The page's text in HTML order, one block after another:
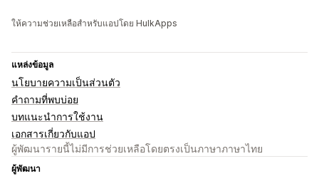
ให้ความช่วยเหลือสำหรับแอปโดย HulkApps
แหล่งข้อมูล
นโยบายความเป็นส่วนตัว
คำถามที่พบบ่อย
บทแนะนำการใช้งาน
เอกสารเกี่ยวกับแอป
ผู้พัฒนารายนี้ไม่มีการช่วยเหลือโดยตรงเป็นภาษาภาษาไทย
ผู้พัฒนา